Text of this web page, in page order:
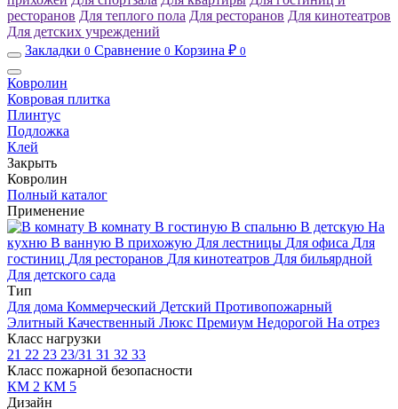
ресторанов Для теплого пола Для ресторанов Для кинотеатров
Для детских учреждений
Закладки 0 Сравнение 0 Корзина ₽ 0
Ковролин
Ковровая плитка
Плинтус
Подложка
Клей
Закрыть
Ковролин
Полный каталог
Применение
В комнату В гостиную В спальню В детскую На
кухню В ванную В прихожую Для лестницы Для офиса Для
гостиниц Для ресторанов Для кинотеатров Для бильярдной
Для детского сада
Тип
Для дома Коммерческий Детский Противопожарный
Элитный Качественный Люкс Премиум Недорогой На отрез
Класс нагрузки
21 22 23 23/31 31 32 33
Класс пожарной безопасности
КМ 2 КМ 5
Дизайн